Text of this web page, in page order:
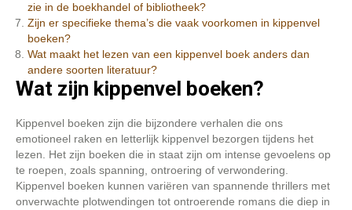
zie in de boekhandel of bibliotheek?
Zijn er specifieke thema’s die vaak voorkomen in kippenvel
boeken?
Wat maakt het lezen van een kippenvel boek anders dan
andere soorten literatuur?
Wat zijn kippenvel boeken?
Kippenvel boeken zijn die bijzondere verhalen die ons
emotioneel raken en letterlijk kippenvel bezorgen tijdens het
lezen. Het zijn boeken die in staat zijn om intense gevoelens op
te roepen, zoals spanning, ontroering of verwondering.
Kippenvel boeken kunnen variëren van spannende thrillers met
onverwachte plotwendingen tot ontroerende romans die diep in